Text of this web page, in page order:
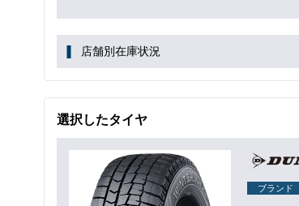
店舗別在庫状況
選択したタイヤ
ブランド